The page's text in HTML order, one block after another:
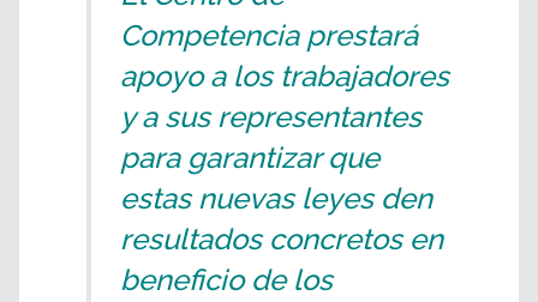
Competencia prestará
apoyo a los trabajadores
y a sus representantes
para garantizar que
estas nuevas leyes den
resultados concretos en
beneficio de los